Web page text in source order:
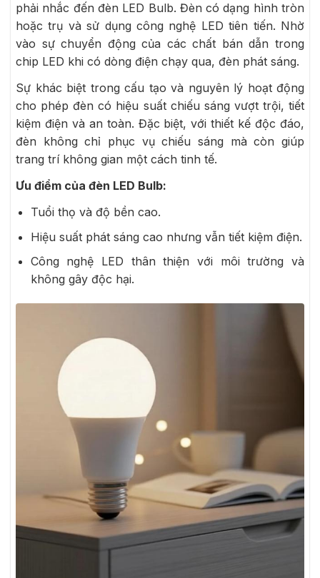
phải nhắc đến đèn LED Bulb. Đèn có dạng hình tròn
hoặc trụ và sử dụng công nghệ LED tiên tiến. Nhờ
vào sự chuyển động của các chất bán dẫn trong
chip LED khi có dòng điện chạy qua, đèn phát sáng.
Sự khác biệt trong cấu tạo và nguyên lý hoạt động
cho phép đèn có hiệu suất chiếu sáng vượt trội, tiết
kiệm điện và an toàn. Đặc biệt, với thiết kế độc đáo,
đèn không chỉ phục vụ chiếu sáng mà còn giúp
trang trí không gian một cách tinh tế.
Ưu điểm của đèn LED Bulb:
Tuổi thọ và độ bền cao.
Hiệu suất phát sáng cao nhưng vẫn tiết kiệm điện.
Công nghệ LED thân thiện với môi trường và
không gây độc hại.